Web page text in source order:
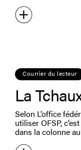
Courrier du lecteur
La
Selon L’office
utiliser OFSP,
dans la colonne